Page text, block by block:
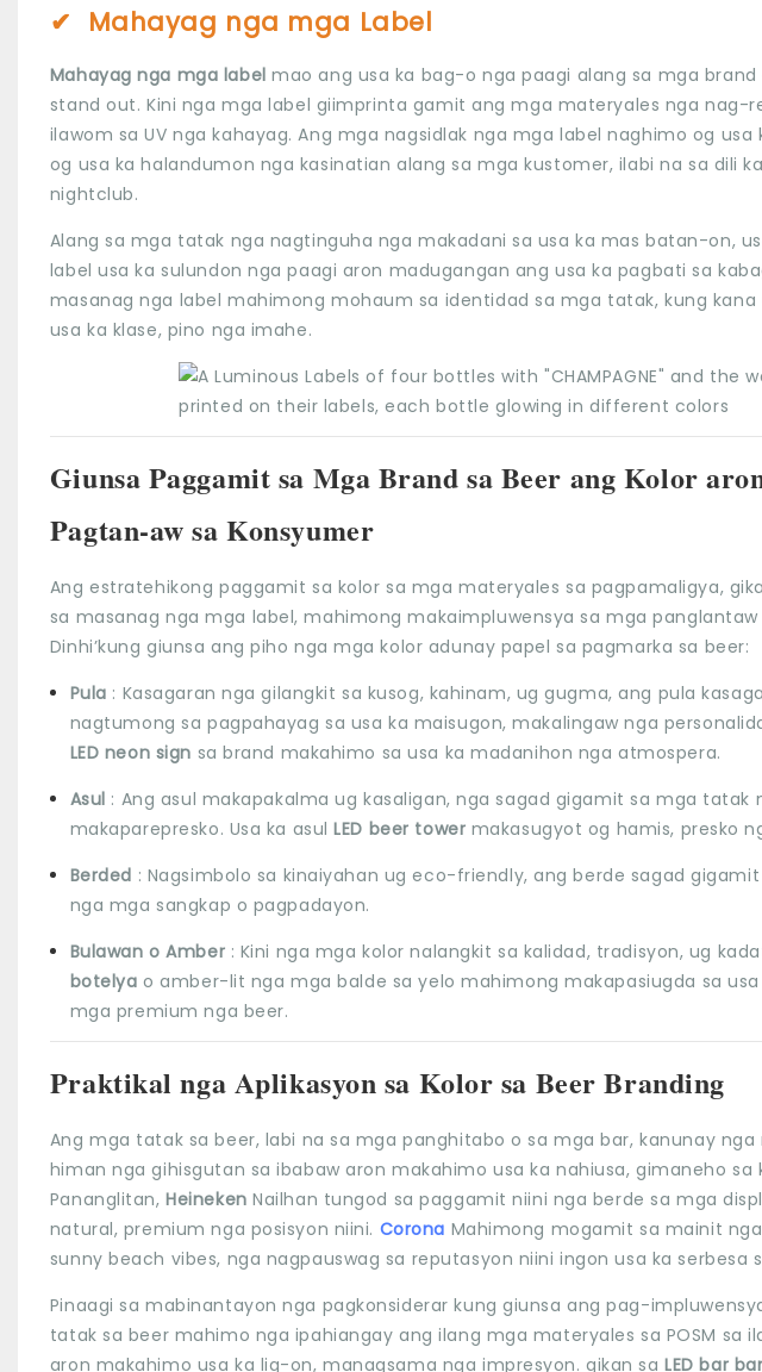
✔ Mahayag nga mga Label
Mahayag nga mga labelmao ang usa ka bag-o nga paagi alang sa mga
stand out. Kini nga mga label giimprinta gamit ang mga materyales nga nag-
ilawom sa UV nga kahayag. Ang mga nagsidlak nga mga label naghimo og
og usa ka halandumon nga kasinatian alang sa mga kustomer, ilabi na sa dili
nightclub.
Alang sa mga tatak nga nagtinguha nga makadani sa usa ka mas batan-on,
label usa ka sulundon nga paagi aron madugangan ang usa ka pagbati sa
masanag nga label mahimong mohaum sa identidad sa mga tatak, kung kana
usa ka klase, pino nga imahe.
Giunsa Paggamit sa Mga Brand sa Beer ang Kolor
Pagtan-aw sa Konsyumer
Ang estratehikong paggamit sa kolor sa mga materyales sa pagpamaligya,
sa masanag nga mga label, mahimong makaimpluwensya sa mga
Dinhi’kung giunsa ang piho nga mga kolor adunay papel sa pagmarka sa beer:
Pula : Kasagaran nga gilangkit sa kusog, kahinam, ug gugma, ang pula
nagtumong sa pagpahayag sa usa ka maisugon, makalingaw nga
LED neon sign sa brand makahimo sa usa ka madanihon nga atmospera.
Asul : Ang asul makapakalma ug kasaligan, nga sagad gigamit sa mga tatak
makaparepresko. Usa ka asulLED beer tower makasugyot og hamis, presko
Berded : Nagsimbolo sa kinaiyahan ug eco-friendly, ang berde sagad
nga mga sangkap o pagpadayon.
Bulawan o Amber : Kini nga mga kolor nalangkit sa kalidad, tradisyon, ug
botelyao amber-lit nga mga balde sa yelo mahimong makapasiugda sa
mga premium nga beer.
Praktikal nga Aplikasyon sa Kolor sa Beer Branding
Ang mga tatak sa beer, labi na sa mga panghitabo o sa mga bar, kanunay
himan nga gihisgutan sa ibabaw aron makahimo usa ka nahiusa, gimaneho
Pananglitan,HeinekenNailhan tungod sa paggamit niini nga berde sa mga
natural, premium nga posisyon niini. Corona Mahimong mogamit sa mainit
sunny beach vibes, nga nagpauswag sa reputasyon niini ingon usa ka serbesa
Pinaagi sa mabinantayon nga pagkonsiderar kung giunsa ang pag-
tatak sa beer mahimo nga ipahiangay ang ilang mga materyales sa POSM sa
aron makahimo usa ka lig-on, managsama nga impresyon. gikan saLED bar